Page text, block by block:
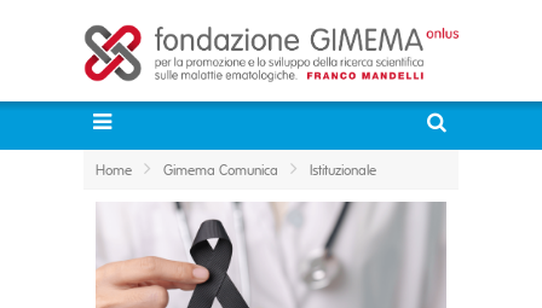
Home Gimema Comunica Istituzionale